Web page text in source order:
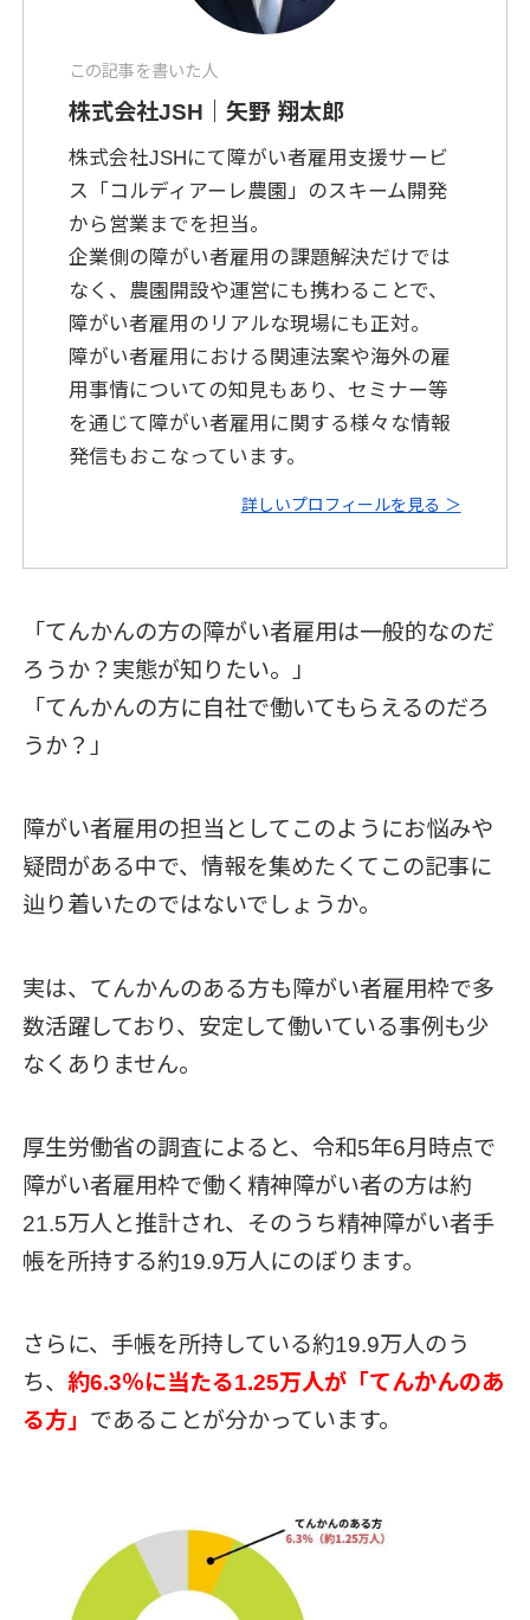
この記事を書いた人
株式会社JSH｜矢野 翔太郎
株式会社JSHにて障がい者雇用支援サービ
ス「コルディアーレ農園」のスキーム開発
から営業までを担当。
企業側の障がい者雇用の課題解決だけでは
なく、農園開設や運営にも携わることで、
障がい者雇用のリアルな現場にも正対。
障がい者雇用における関連法案や海外の雇
用事情についての知見もあり、セミナー等
を通じて障がい者雇用に関する様々な情報
発信もおこなっています。
詳しいプロフィールを見る ＞
「てんかんの方の障がい者雇用は一般的なのだ
ろうか？実態が知りたい。」
「てんかんの方に自社で働いてもらえるのだろ
うか？」
障がい者雇用の担当としてこのようにお悩みや
疑問がある中で、情報を集めたくてこの記事に
辿り着いたのではないでしょうか。
実は、てんかんのある方も障がい者雇用枠で多
数活躍しており、安定して働いている事例も少
なくありません。
厚生労働省の調査によると、令和5年6月時点で
障がい者雇用枠で働く精神障がい者の方は約
21.5万人と推計され、そのうち精神障がい者手
帳を所持する約19.9万人にのぼります。
さらに、手帳を所持している約19.9万人のう
ち、 約6.3％に当たる1.25万人が「てんかんのあ
る方」 であることが分かっています。